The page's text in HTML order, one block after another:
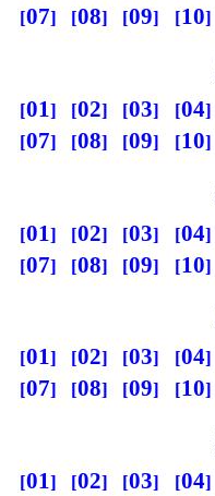
07
08 09 10
01 02 03 04
07
08 09 10
01 02 03 04
07
08 09 10
01 02 03 04
07
08 09 10
01 02 03 04